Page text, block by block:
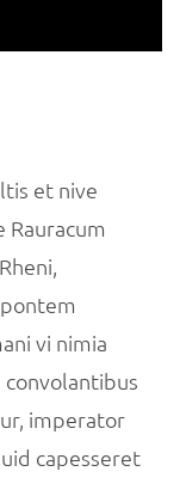
et nive
vi nimia
imperator
capesseret